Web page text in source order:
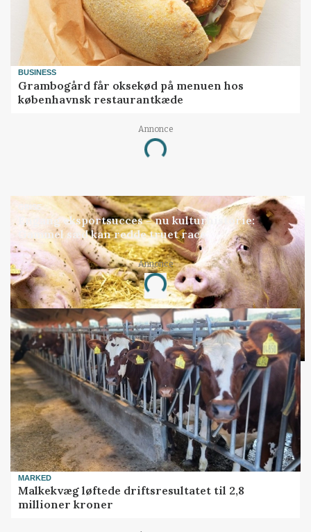
BUSINESS
Grambogård får oksekød på menuen hos
københavnsk restaurantkæde
Annonce
Loading...
GRISE
Engang eksportsucces – nu kulturhistorie:
Gammel sæd kan redde truet race
Annonce
Loading...
MARKED
Malkekvæg løftede driftsresultatet til 2,8
millioner kroner